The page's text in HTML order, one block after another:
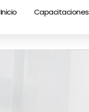
Inicio Capacitaciones